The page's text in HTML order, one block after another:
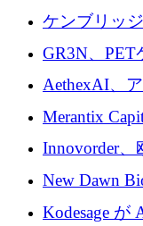
界のフィン
するために
上げ
ケンブリッ
ィープテッ
を構築
GR3N、
めにシリー
AethexAI、
ストラクチ
Merantix
スタートア
Innovorder
めに2,000万
New Dawn
ドで 210 万
Kodesage が